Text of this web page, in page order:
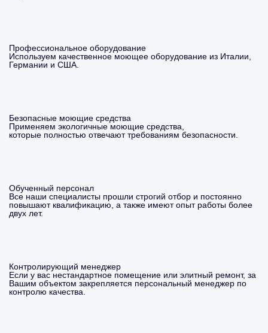
Профессиональное оборудование
Используем качественное моющее оборудование из Италии,
Германии и США.
Безопасные моющие средства
Применяем экологичные моющие средства,
которые полностью отвечают требованиям безопасности.
Обученный персонал
Все наши специалисты прошли строгий отбор и постоянно
повышают квалификацию, а также имеют опыт работы более
двух лет.
Контролирующий менеджер
Если у вас нестандартное помещение или элитный ремонт, за
Вашим объектом закрепляется персональный менеджер по
контролю качества.